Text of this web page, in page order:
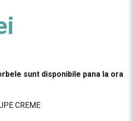
sunt disponibile pana la ora
CREME